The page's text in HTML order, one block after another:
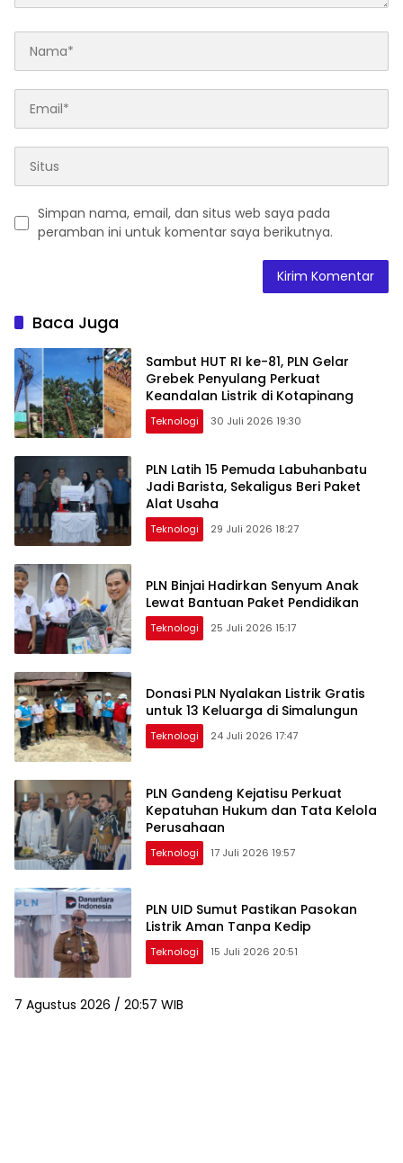
Simpan nama, email, dan situs web saya pada
peramban ini untuk komentar saya berikutnya.
Baca Juga
Sambut HUT RI ke-81, PLN Gelar
Grebek Penyulang Perkuat
Keandalan Listrik di Kotapinang
Teknologi 30 Juli 2026 19:30
PLN Latih 15 Pemuda Labuhanbatu
Jadi Barista, Sekaligus Beri Paket
Alat Usaha
Teknologi 29 Juli 2026 18:27
PLN Binjai Hadirkan Senyum Anak
Lewat Bantuan Paket Pendidikan
Teknologi 25 Juli 2026 15:17
Donasi PLN Nyalakan Listrik Gratis
untuk 13 Keluarga di Simalungun
Teknologi 24 Juli 2026 17:47
PLN Gandeng Kejatisu Perkuat
Kepatuhan Hukum dan Tata Kelola
Perusahaan
Teknologi 17 Juli 2026 19:57
PLN UID Sumut Pastikan Pasokan
Listrik Aman Tanpa Kedip
Teknologi 15 Juli 2026 20:51
7 Agustus 2026 / 20:57 WIB